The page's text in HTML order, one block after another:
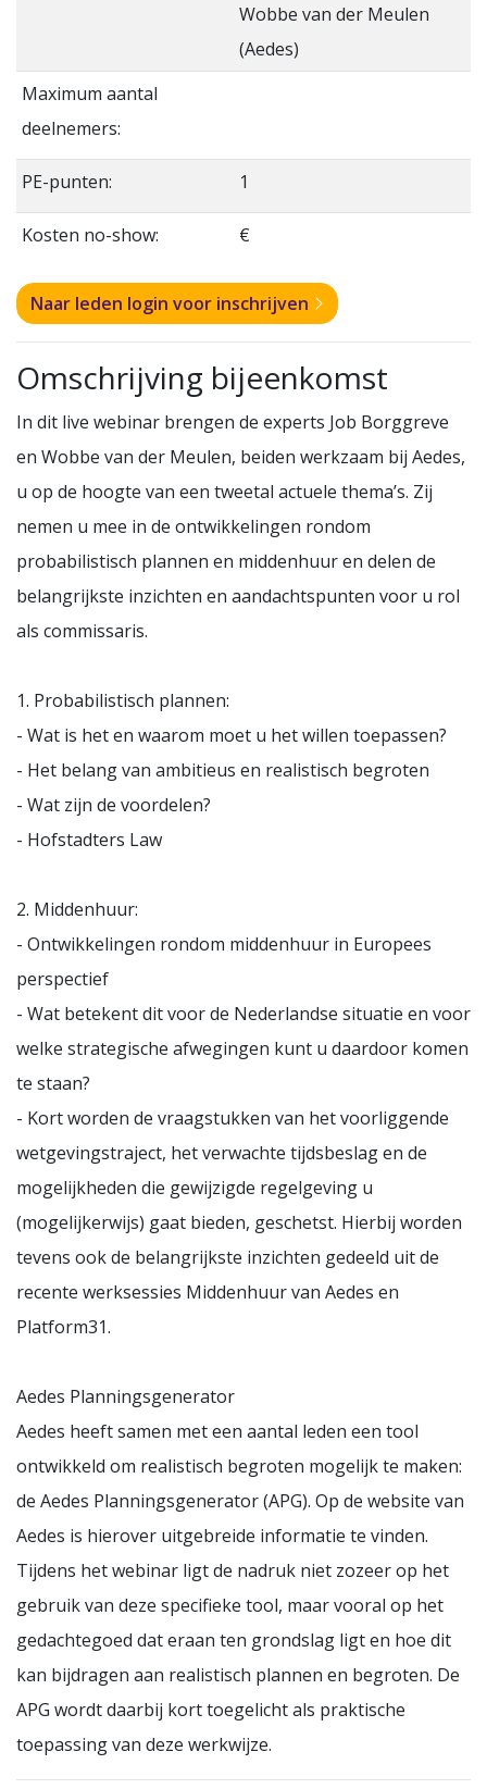
Wobbe van der Meulen
(Aedes)
Maximum aantal
deelnemers:
PE-punten: 1
Kosten no-show: €
Naar leden login voor inschrijven
Omschrijving bijeenkomst
In dit live webinar brengen de experts Job Borggreve
en Wobbe van der Meulen, beiden werkzaam bij Aedes,
u op de hoogte van een tweetal actuele thema’s. Zij
nemen u mee in de ontwikkelingen rondom
probabilistisch plannen en middenhuur en delen de
belangrijkste inzichten en aandachtspunten voor u rol
als commissaris.
1. Probabilistisch plannen:
- Wat is het en waarom moet u het willen toepassen?
- Het belang van ambitieus en realistisch begroten
- Wat zijn de voordelen?
- Hofstadters Law
2. Middenhuur:
- Ontwikkelingen rondom middenhuur in Europees
perspectief
- Wat betekent dit voor de Nederlandse situatie en voor
welke strategische afwegingen kunt u daardoor komen
te staan?
- Kort worden de vraagstukken van het voorliggende
wetgevingstraject, het verwachte tijdsbeslag en de
mogelijkheden die gewijzigde regelgeving u
(mogelijkerwijs) gaat bieden, geschetst. Hierbij worden
tevens ook de belangrijkste inzichten gedeeld uit de
recente werksessies Middenhuur van Aedes en
Platform31.
Aedes Planningsgenerator
Aedes heeft samen met een aantal leden een tool
ontwikkeld om realistisch begroten mogelijk te maken:
de Aedes Planningsgenerator (APG). Op de website van
Aedes is hierover uitgebreide informatie te vinden.
Tijdens het webinar ligt de nadruk niet zozeer op het
gebruik van deze specifieke tool, maar vooral op het
gedachtegoed dat eraan ten grondslag ligt en hoe dit
kan bijdragen aan realistisch plannen en begroten. De
APG wordt daarbij kort toegelicht als praktische
toepassing van deze werkwijze.